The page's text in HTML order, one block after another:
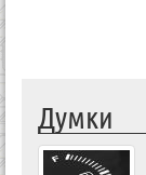
Думки